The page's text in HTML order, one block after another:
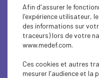
DIGITAL
SUSTAINABLE DEVELOPMENT
SUSTAINABLE DEVELOPMENT
SOCIAL
Afin d'assurer le
l'expérience utilisateur,
des informations sur
traceurs) lors de votre
www.medef.com.
Ces cookies et autres
mesurer l'audience et la